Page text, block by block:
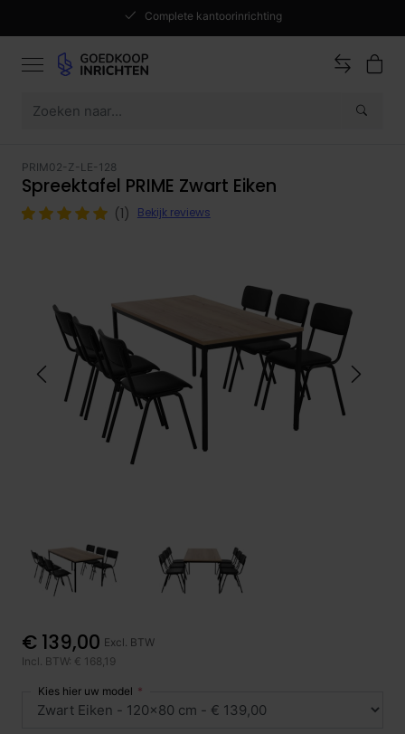
Complete kantoorinrichting
PRIM02-Z-LE-128
Spreektafel PRIME Zwart Eiken
(1) Bekijk reviews
€ 139,00 Excl. BTW
Incl. BTW: € 168,19
Kies hier uw model